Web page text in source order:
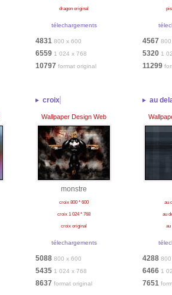
dragon original
télechargements
4831 800 x 600
6559 1 024 x 768
10797 format original
4567
5320 1
11299
croix
Wallpaper Design Web
monstre
croix 800 * 600
croix 1 024 * 768
croix original
télechargements
5088 800 x 600
5435 1 024 x 768
8637 format original
au
au
au
au
4288
6466 1
7651